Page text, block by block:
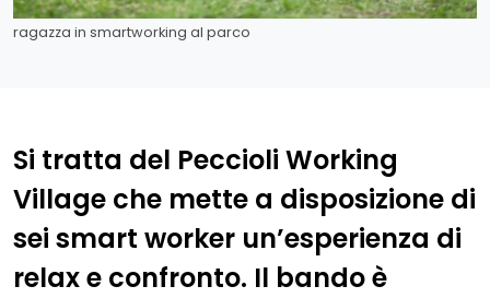
ragazza in smartworking al parco
Si tratta del Peccioli Working
Village che mette a disposizione di
sei smart worker un’esperienza di
relax e confronto. Il bando è